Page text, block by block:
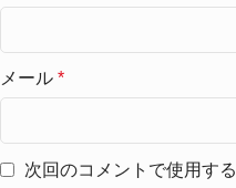
メール *
次回のコメントで使用す